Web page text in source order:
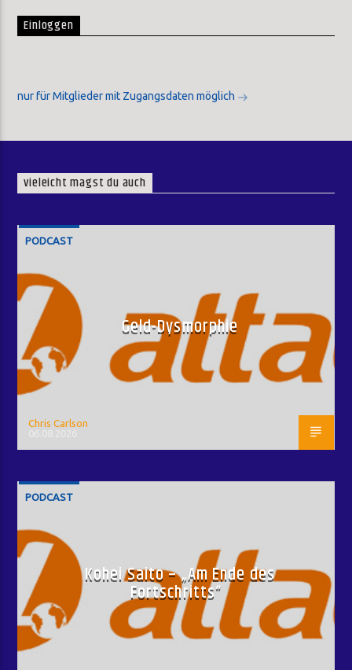
Einloggen
nur für Mitglieder mit Zugangsdaten möglich
vieleicht magst du auch
PODCAST
Geld-Dysmorphie
Chris Carlson
PODCAST
Kohei Saito – „Am Ende des
Fortschritts“